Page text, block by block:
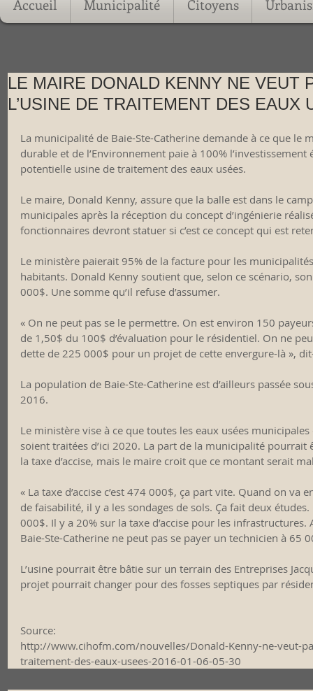
Accueil Municipalité Citoyens
LE MAIRE DONALD KENNY NE VEUT
L’USINE DE TRAITEMENT DES EAUX
La municipalité de Baie-Ste-Catherine demande à ce que le
durable et de l’Environnement paie à 100%
potentielle usine de traitement des eaux usées.
Le maire, Donald Kenny, assure que la balle est dans le
municipales après la réception du concept d’ingénierie
fonctionnaires devront statuer si c’est ce concept qui est
Le ministère paierait 95% de la facture pour les
habitants. Donald Kenny soutient que, selon ce scénario,
000$. Une somme qu’il refuse d’assumer.
« On ne peut pas se le permettre. On est environ 150
de 1,50$ du 100$ d’évaluation pour le résidentiel. On ne
dette de 225 000$ pour un projet de cette envergure-là »,
La population de Baie-Ste-Catherine est d’ailleurs passée
2016.
Le ministère vise à ce que toutes les eaux usées
soient traitées d’ici 2020. La part de la municipalité
la taxe d’accise, mais le maire croit que ce montant serait
« La taxe d’accise c’est 474 000$, ça part vite. Quand on va
de faisabilité, il y a les sondages de sols. Ça fait deux
000$. Il y a 20% sur la taxe d’accise pour les
Baie-Ste-Catherine ne peut pas se payer un technicien à 65
L’usine pourrait être bâtie sur un terrain des Entreprises
projet pourrait changer pour des fosses septiques par
Source:
http://www.cihofm.com/nouvelles/Donald-Kenny-ne-veut-
traitement-des-eaux-usees-2016-01-06-05-30